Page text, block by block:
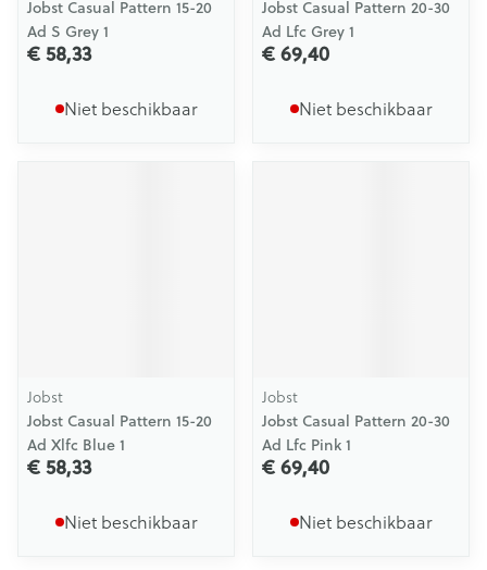
Jobst Casual Pattern 15-20
Ad S Grey 1
€ 58,33
Niet beschikbaar
Jobst Casual Pattern 20-30
Ad Lfc Grey 1
€ 69,40
Niet beschikbaar
Jobst
Jobst Casual Pattern 15-20
Ad Xlfc Blue 1
€ 58,33
Niet beschikbaar
Jobst
Jobst Casual Pattern 20-30
Ad Lfc Pink 1
€ 69,40
Niet beschikbaar